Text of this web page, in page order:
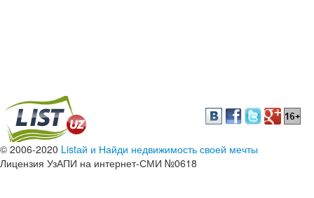
© 2006-2020 Listай и Найди недвижимость своей мечты
Лицензия УзАПИ на интернет-СМИ №0618